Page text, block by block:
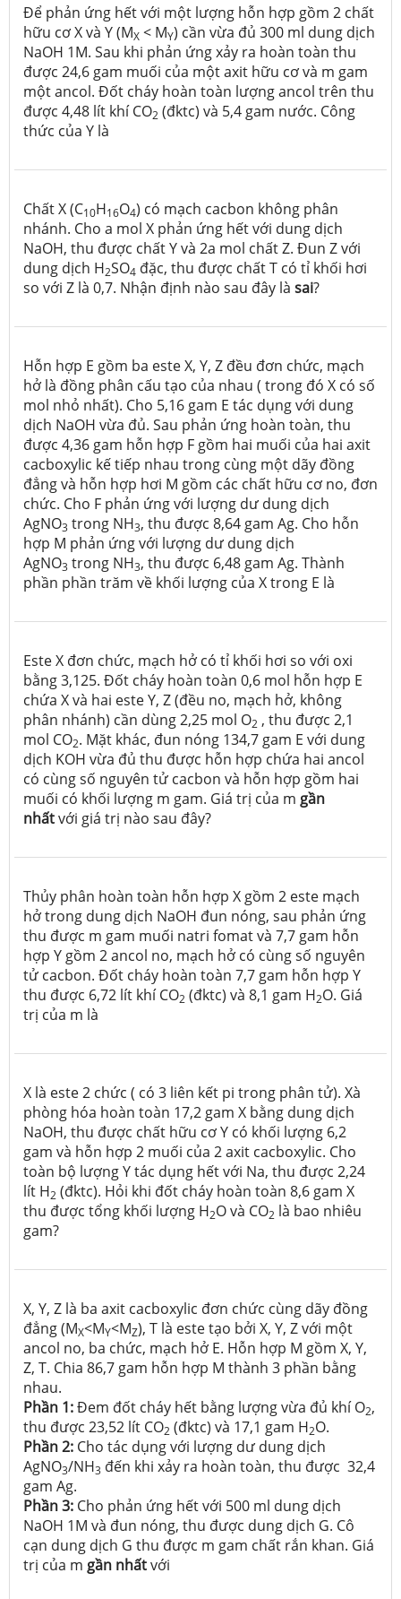
Để phản ứng hết với một lượng hỗn hợp gồm 2 chất
hữu cơ X và Y (MX < MY) cần vừa đủ 300 ml dung dịch
NaOH 1M. Sau khi phản ứng xảy ra hoàn toàn thu
được 24,6 gam muối của một axit hữu cơ và m gam
một ancol. Đốt cháy hoàn toàn lượng ancol trên thu
được 4,48 lít khí CO2 (đktc) và 5,4 gam nước. Công
thức của Y là
Chất X (C10H16O4) có mạch cacbon không phân
nhánh. Cho a mol X phản ứng hết với dung dịch
NaOH, thu được chất Y và 2a mol chất Z. Đun Z với
dung dịch H2SO4 đặc, thu được chất T có tỉ khối hơi
so với Z là 0,7. Nhận định nào sau đây là sai?
Hỗn hợp E gồm ba este X, Y, Z đều đơn chức, mạch
hở là đồng phân cấu tạo của nhau ( trong đó X có số
mol nhỏ nhất). Cho 5,16 gam E tác dụng với dung
dịch NaOH vừa đủ. Sau phản ứng hoàn toàn, thu
được 4,36 gam hỗn hợp F gồm hai muối của hai axit
cacboxylic kế tiếp nhau trong cùng một dãy đồng
đẳng và hỗn hợp hơi M gồm các chất hữu cơ no, đơn
chức. Cho F phản ứng với lượng dư dung dịch
AgNO3 trong NH3, thu được 8,64 gam Ag. Cho hỗn
hợp M phản ứng với lượng dư dung dịch
AgNO3 trong NH3, thu được 6,48 gam Ag. Thành
phần phần trăm về khối lượng của X trong E là
Este X đơn chức, mạch hở có tỉ khối hơi so với oxi
bằng 3,125. Đốt cháy hoàn toàn 0,6 mol hỗn hợp E
chứa X và hai este Y, Z (đều no, mạch hở, không
phân nhánh) cần dùng 2,25 mol O2 , thu được 2,1
mol CO2. Mặt khác, đun nóng 134,7 gam E với dung
dịch KOH vừa đủ thu được hỗn hợp chứa hai ancol
có cùng số nguyên tử cacbon và hỗn hợp gồm hai
muối có khối lượng m gam. Giá trị của m gần
nhấtvới giá trị nào sau đây?
Thủy phân hoàn toàn hỗn hợp X gồm 2 este mạch
hở trong dung dịch NaOH đun nóng, sau phản ứng
thu được m gam muối natri fomat và 7,7 gam hỗn
hợp Y gồm 2 ancol no, mạch hở có cùng số nguyên
tử cacbon. Đốt cháy hoàn toàn 7,7 gam hỗn hợp Y
thu được 6,72 lít khí CO2 (đktc) và 8,1 gam H2O. Giá
trị của m là
X là este 2 chức ( có 3 liên kết pi trong phân tử). Xà
phòng hóa hoàn toàn 17,2 gam X bằng dung dịch
NaOH, thu được chất hữu cơ Y có khối lượng 6,2
gam và hỗn hợp 2 muối của 2 axit cacboxylic. Cho
toàn bộ lượng Y tác dụng hết với Na, thu được 2,24
lít H2 (đktc). Hỏi khi đốt cháy hoàn toàn 8,6 gam X
thu được tổng khối lượng H2O và CO2 là bao nhiêu
gam?
X, Y, Z là ba axit cacboxylic đơn chức cùng dãy đồng
đẳng (MX<MY<MZ), T là este tạo bởi X, Y, Z với một
ancol no, ba chức, mạch hở E. Hỗn hợp M gồm X, Y,
Z, T. Chia 86,7 gam hỗn hợp M thành 3 phần bằng
nhau.
Phần 1:Đem đốt cháy hết bằng lượng vừa đủ khí O2,
thu được 23,52 lít CO2 (đktc) và 17,1 gam H2O.
Phần 2: Cho tác dụng với lượng dư dung dịch
AgNO3/NH3 đến khi xảy ra hoàn toàn, thu được 32,4
gam Ag.
Phần 3: Cho phản ứng hết với 500 ml dung dịch
NaOH 1M và đun nóng, thu được dung dịch G. Cô
cạn dung dịch G thu được m gam chất rắn khan. Giá
trị của m gần nhấtvới